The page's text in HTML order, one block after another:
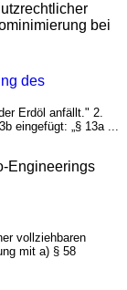
bei
des
Erdöl anfällt." 2.
eingefügt: „§ 13a ...
Engineerings
vollziehbaren
mit a) § 58